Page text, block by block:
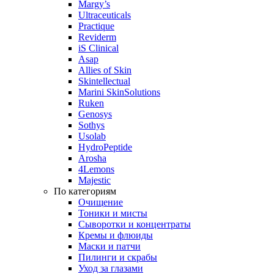
Margy’s
Ultraceuticals
Practique
Reviderm
iS Clinical
Asap
Allies of Skin
Skintellectual
Marini SkinSolutions
Ruken
Genosys
Sothys
Usolab
HydroPeptide
Arosha
4Lemons
Majestic
По категориям
Очищение
Тоники и мисты
Сыворотки и концентраты
Кремы и флюиды
Маски и патчи
Пилинги и скрабы
Уход за глазами